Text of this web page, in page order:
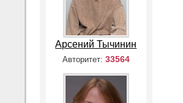
Арсений Тычинин
Авторитет: 33564